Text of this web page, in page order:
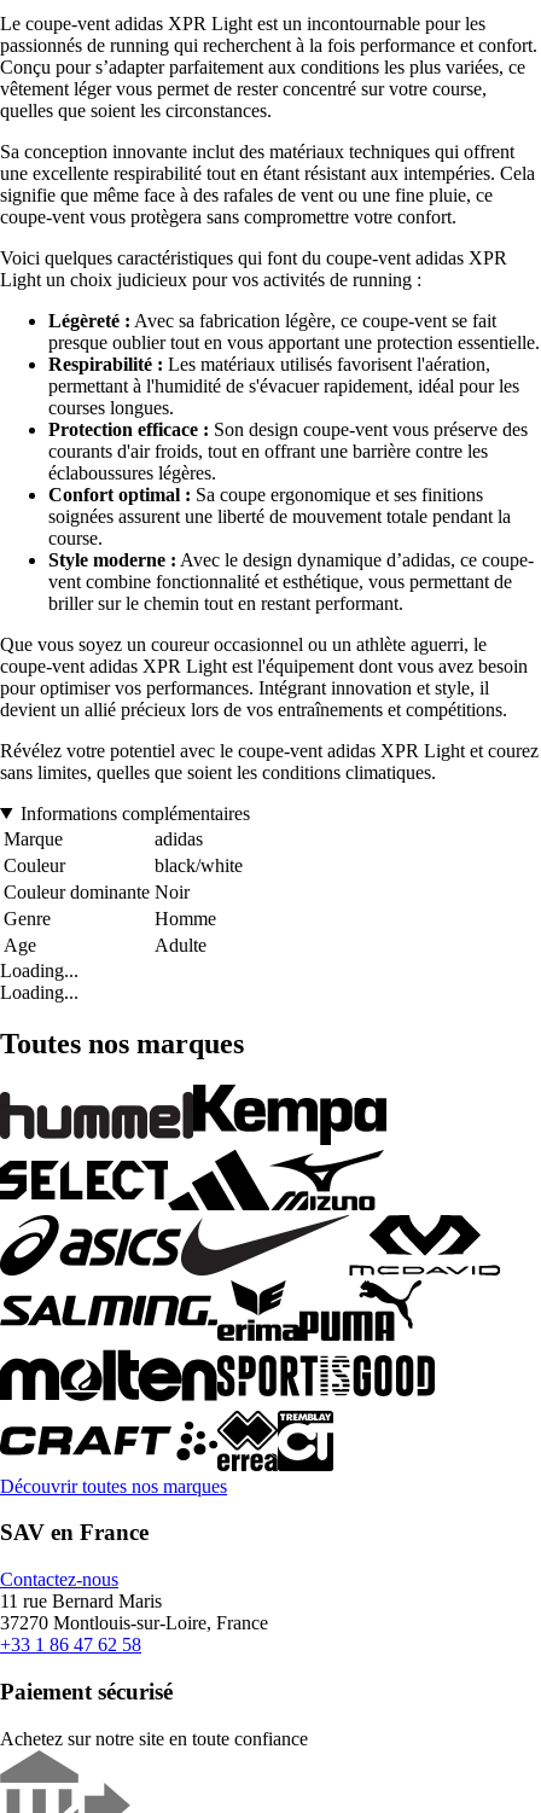
Le coupe-vent adidas XPR Light est un incontournable pour les
passionnés de running qui recherchent à la fois performance et confort.
Conçu pour s’adapter parfaitement aux conditions les plus variées, ce
vêtement léger vous permet de rester concentré sur votre course,
quelles que soient les circonstances.
Sa conception innovante inclut des matériaux techniques qui offrent
une excellente respirabilité tout en étant résistant aux intempéries. Cela
signifie que même face à des rafales de vent ou une fine pluie, ce
coupe-vent vous protègera sans compromettre votre confort.
Voici quelques caractéristiques qui font du coupe-vent adidas XPR
Light un choix judicieux pour vos activités de running :
Légèreté : Avec sa fabrication légère, ce coupe-vent se fait
presque oublier tout en vous apportant une protection essentielle.
Respirabilité : Les matériaux utilisés favorisent l'aération,
permettant à l'humidité de s'évacuer rapidement, idéal pour les
courses longues.
Protection efficace : Son design coupe-vent vous préserve des
courants d'air froids, tout en offrant une barrière contre les
éclaboussures légères.
Confort optimal : Sa coupe ergonomique et ses finitions
soignées assurent une liberté de mouvement totale pendant la
course.
Style moderne : Avec le design dynamique d’adidas, ce coupe-
vent combine fonctionnalité et esthétique, vous permettant de
briller sur le chemin tout en restant performant.
Que vous soyez un coureur occasionnel ou un athlète aguerri, le
coupe-vent adidas XPR Light est l'équipement dont vous avez besoin
pour optimiser vos performances. Intégrant innovation et style, il
devient un allié précieux lors de vos entraînements et compétitions.
Révélez votre potentiel avec le coupe-vent adidas XPR Light et courez
sans limites, quelles que soient les conditions climatiques.
Informations complémentaires
Marque
adidas
Couleur
black/white
Couleur dominante Noir
Genre
Homme
Age
Adulte
Loading...
Loading...
Toutes nos marques
Découvrir toutes nos marques
SAV en France
Contactez-nous
11 rue Bernard Maris
37270 Montlouis-sur-Loire, France
+33 1 86 47 62 58
Paiement sécurisé
Achetez sur notre site en toute confiance